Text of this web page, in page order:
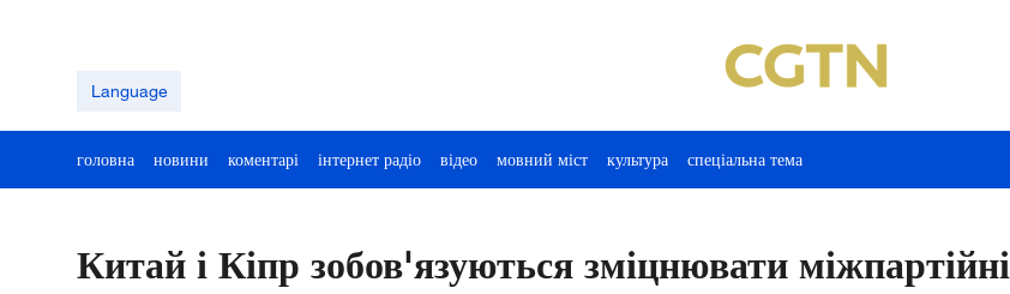
Language
головна новини коментарі інтернет радіо відео мовний міст культура спеціальна тема
Китай і Кіпр зобов'язуються зміцнювати міжпартійні